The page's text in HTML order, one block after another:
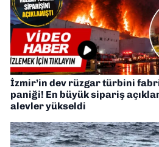
İzmir’in dev rüzgar türbini
paniği! En büyük sipariş
alevler yükseldi